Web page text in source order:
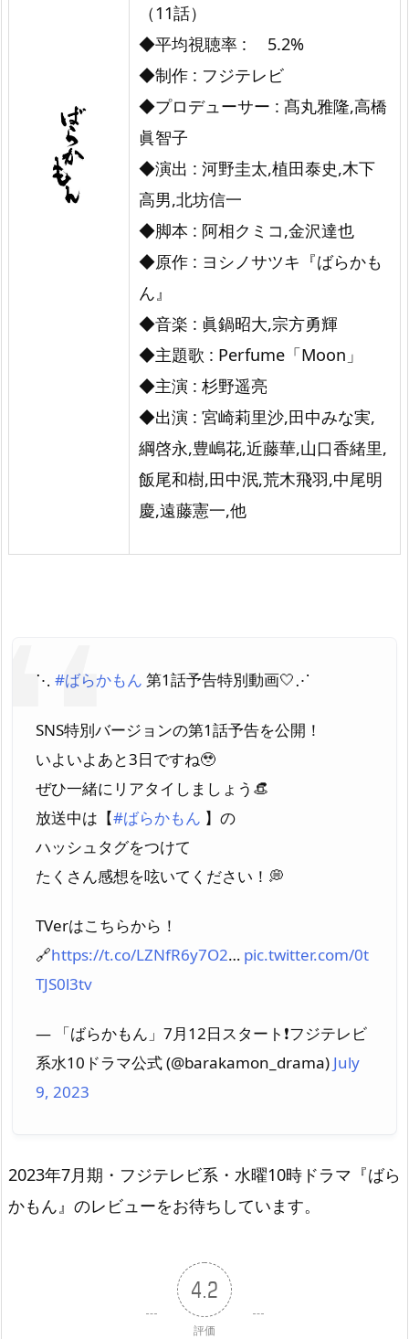
ラ
マ
『ば
ら
か
も
ん』
（11話）
◆平均視聴率 : 5.2%
◆制作 : フジテレビ
◆プロデューサー : 髙丸雅隆,高橋
眞智子
◆演出 : 河野圭太,植田泰史,木下
高男,北坊信一
◆脚本 : 阿相クミコ,金沢達也
◆原作 : ヨシノサツキ『ばらかも
ん』
◆音楽 : 眞鍋昭大,宗方勇輝
◆主題歌 : Perfume「Moon」
◆主演 : 杉野遥亮
◆出演 : 宮崎莉里沙,田中みな実,
綱啓永,豊嶋花,近藤華,山口香緒里,
飯尾和樹,田中泯,荒木飛羽,中尾明
慶,遠藤憲一,他
⋱ #ばらかもん 第1話予告特別動画🤍⋰
SNS特別バージョンの第1話予告を公開！
いよいよあと3日ですね🥹
ぜひ一緒にリアタイしましょう👒
放送中は【#ばらかもん 】の
ハッシュタグをつけて
たくさん感想を呟いてください！💭
TVerはこちらから！
🔗https://t.co/LZNfR6y7O2… pic.twitter.com/0t
TJS0l3tv
— 「ばらかもん」7月12日スタート❗️フジテレビ
系水10ドラマ公式 (@barakamon_drama) July
9, 2023
2023年7月期・フジテレビ系・水曜10時ドラマ『ばら
かもん』のレビューをお待ちしています。
4.2
評価